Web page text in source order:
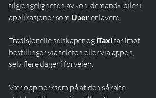
tilgjengeligheten av «on-demand»-biler i
applikasjoner som Uber er lavere.
Tradisjonelle selskaper og iTaxi tar imot
bestillinger via telefon eller via appen,
selv flere dager i forveien.
Vær oppmerksom på at den såkalte